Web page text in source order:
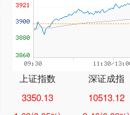
上证指数
3350.13
深证成指
10513.12